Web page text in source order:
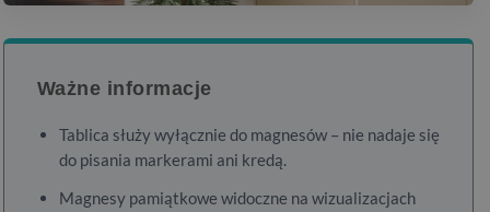
Ważne informacje
Tablica służy wyłącznie do magnesów – nie nadaje się
do pisania markerami ani kredą.
Magnesy pamiątkowe widoczne na wizualizacjach